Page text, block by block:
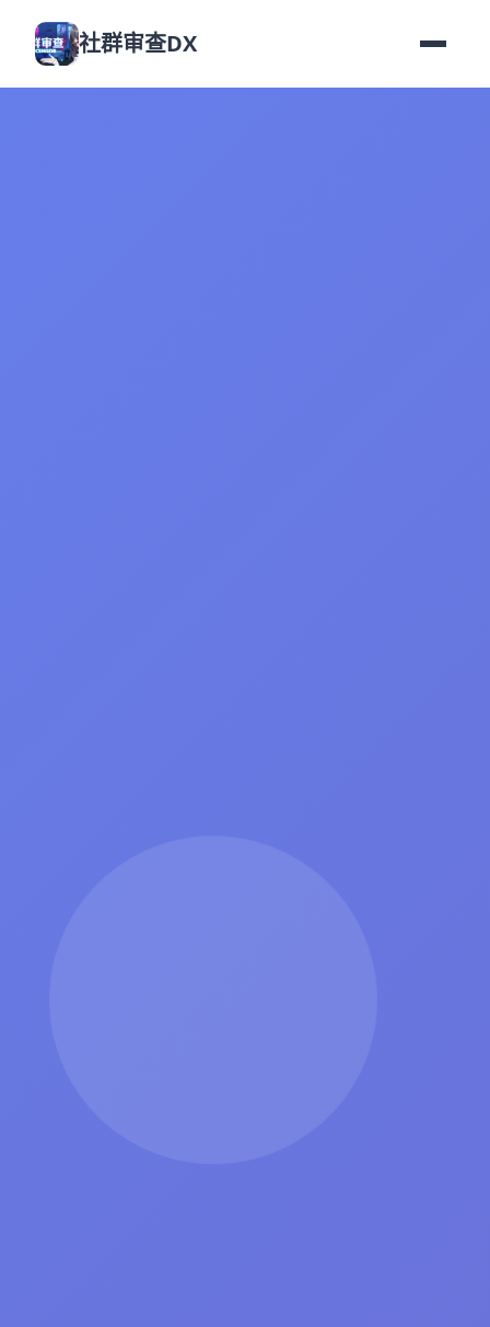
社群审查DX